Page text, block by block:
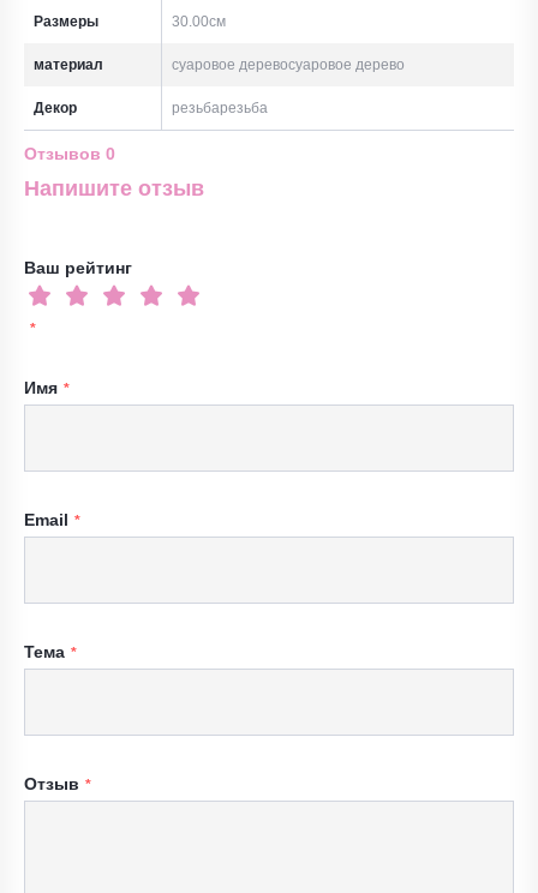
Размеры 30.00см
материал суаровое деревосуаровое дерево
Декор резьбарезьба
Отзывов 0
Напишите отзыв
Ваш рейтинг
Имя
Email
Тема
Отзыв